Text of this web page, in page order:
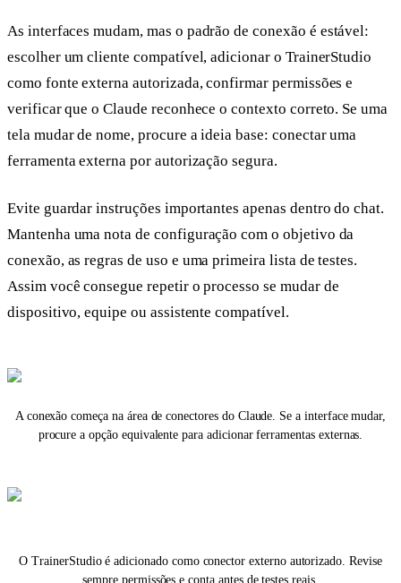
As interfaces mudam, mas o padrão de conexão é estável:
escolher um cliente compatível, adicionar o TrainerStudio
como fonte externa autorizada, confirmar permissões e
verificar que o Claude reconhece o contexto correto. Se uma
tela mudar de nome, procure a ideia base: conectar uma
ferramenta externa por autorização segura.
Evite guardar instruções importantes apenas dentro do chat.
Mantenha uma nota de configuração com o objetivo da
conexão, as regras de uso e uma primeira lista de testes.
Assim você consegue repetir o processo se mudar de
dispositivo, equipe ou assistente compatível.
A conexão começa na área de conectores do Claude. Se a interface mudar,
procure a opção equivalente para adicionar ferramentas externas.
O TrainerStudio é adicionado como conector externo autorizado. Revise
sempre permissões e conta antes de testes reais.